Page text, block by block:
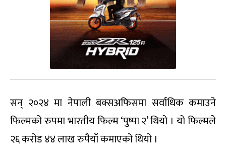
सन् २०२४ मा नेपाली बक्सअफिसमा सर्वाधिक कमाउने
फिल्मको रुपमा भारतीय फिल्म ‘पुष्पा २’ थियो । यो फिल्मले
२६ करोड ४४ लाख रुपैयाँ कमाएको थियो ।